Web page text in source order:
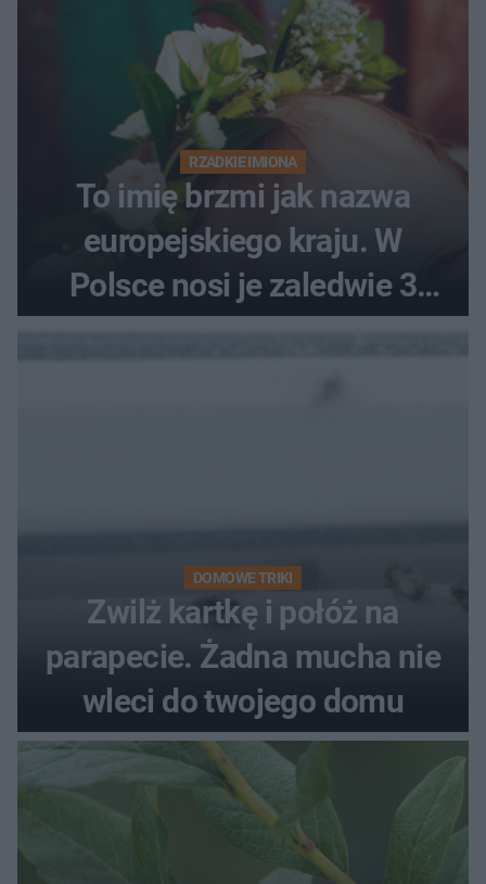
RZADKIE IMIONA
To imię brzmi jak nazwa
europejskiego kraju. W
Polsce nosi je zaledwie 3
kobiety
DOMOWE TRIKI
Zwilż kartkę i połóż na
parapecie. Żadna mucha nie
wleci do twojego domu